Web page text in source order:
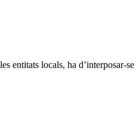
entitats locals, ha d’interposar-se